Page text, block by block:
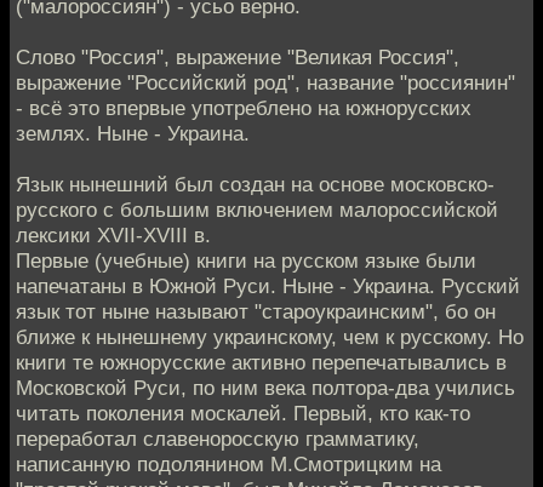
("малороссиян") - усьо верно.
Слово "Россия", выражение "Великая Россия",
выражение "Российский род", название "россиянин"
- всё это впервые употреблено на южнорусских
землях. Ныне - Украина.
Язык нынешний был создан на основе московско-
русского с большим включением малороссийской
лексики XVII-XVIII в.
Первые (учебные) книги на русском языке были
напечатаны в Южной Руси. Ныне - Украина. Русский
язык тот ныне называют "староукраинским", бо он
ближе к нынешнему украинскому, чем к русскому. Но
книги те южнорусские активно перепечатывались в
Московской Руси, по ним века полтора-два учились
читать поколения москалей. Первый, кто как-то
переработал славеноросскую грамматику,
написанную подолянином М.Смотрицким на